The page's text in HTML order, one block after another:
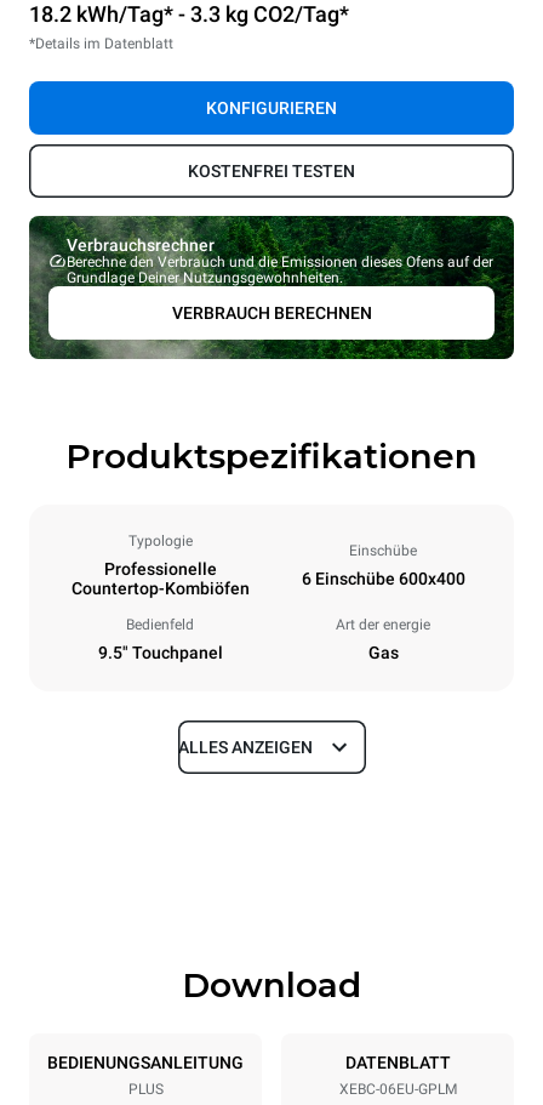
18.2 kWh/Tag* - 3.3 kg CO2/Tag*
*Details im Datenblatt
KONFIGURIEREN
KOSTENFREI TESTEN
Verbrauchsrechner
Berechne den Verbrauch und die Emissionen dieses Ofens auf der
Grundlage Deiner Nutzungsgewohnheiten.
VERBRAUCH BERECHNEN
Produktspezifikationen
Typologie
Professionelle
Countertop-Kombiöfen
Einschübe
6 Einschübe 600x400
Bedienfeld
9.5" Touchpanel
Art der energie
Gas
Maße
Spezifikationen der behälter
6 600x400
Abstand zwischen den Schalen
ALLES ANZEIGEN
Download
BEDIENUNGSANLEITUNG
PLUS
DATENBLATT
XEBC-06EU-GPLM